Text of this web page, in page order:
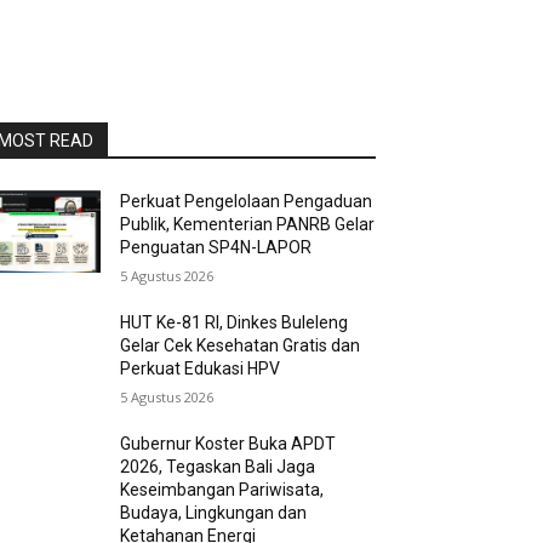
READ
Perkuat Pengelolaan Pengaduan
Publik, Kementerian PANRB Gelar
Penguatan SP4N-LAPOR
5 Agustus 2026
HUT Ke-81 RI, Dinkes Buleleng
Gelar Cek Kesehatan Gratis dan
Perkuat Edukasi HPV
5 Agustus 2026
Gubernur Koster Buka APDT
2026, Tegaskan Bali Jaga
Keseimbangan Pariwisata,
Budaya, Lingkungan dan
Ketahanan Energi